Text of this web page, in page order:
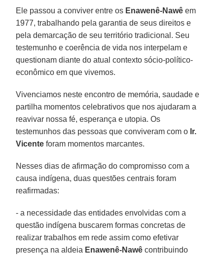
Ele passou a conviver entre os Enawenê-Nawê em
1977, trabalhando pela garantia de seus direitos e
pela demarcação de seu território tradicional. Seu
testemunho e coerência de vida nos interpelam e
questionam diante do atual contexto sócio-político-
econômico em que vivemos.
Vivenciamos neste encontro de memória, saudade e
partilha momentos celebrativos que nos ajudaram a
reavivar nossa fé, esperança e utopia. Os
testemunhos das pessoas que conviveram com o Ir.
Vicente foram momentos marcantes.
Nesses dias de afirmação do compromisso com a
causa indígena, duas questões centrais foram
reafirmadas:
- a necessidade das entidades envolvidas com a
questão indígena buscarem formas concretas de
realizar trabalhos em rede assim como efetivar
presença na aldeia Enawenê-Nawê contribuindo